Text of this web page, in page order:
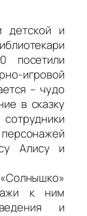
детской и
посетили
игровой
– чудо
в сказку
Алису и
к ним
и